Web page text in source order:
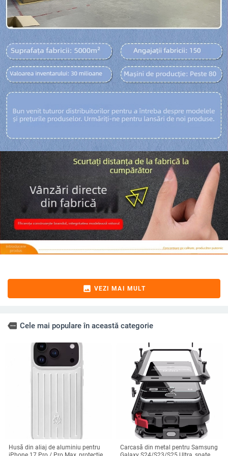
image VEZI MAI MULT
more Cele mai populare în această categorie
Husă din aliaj de aluminiu pentru
Carcasă din metal pentru Samsung